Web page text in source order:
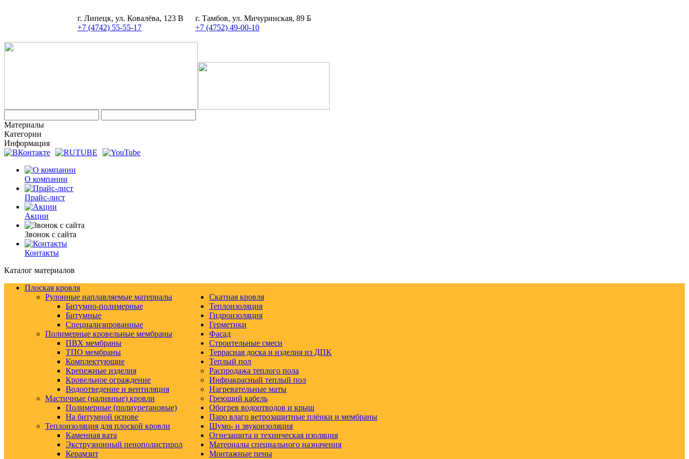
г. Липецк, ул. Ковалёва, 123 В
+7 (4742) 55-55-17
г. Тамбов, ул. Мичуринская, 89 Б
+7 (4752) 49-00-10
Материалы
Категории
Информация
О компании
Прайс-лист
Акции
Звонок с сайта
Контакты
Каталог материалов
Плоская кровля
Рулонные наплавляемые материалы
Битумно-полимерные
Битумные
Специализированные
Полимерные кровельные мембраны
ПВХ мембраны
ТПО мембраны
Комплектующие
Крепежные изделия
Кровельное ограждение
Водоотведение и вентиляция
Мастичные (наливные) кровли
Полимерные (полиуретановые)
На битумной основе
Теплоизоляция для плоской кровли
Каменная вата
Экструзионный пенополистирол
Керамзит
Скатная кровля
Теплоизоляция
Гидроизоляция
Герметики
Фасад
Строительные смеси
Террасная доска и изделия из ДПК
Теплый пол
Распродажа теплого пола
Инфракрасный теплый пол
Нагревательные маты
Греющий кабель
Обогрев водоотводов и крыш
Паро влаго ветрозащитные плёнки и мембраны
Шумо- и звукоизоляция
Огнезащита и техническая изоляция
Материалы специального назначения
Монтажные пены